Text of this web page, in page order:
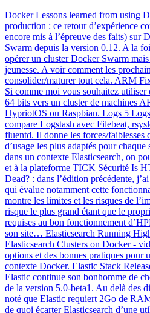
Docker Lessons learned from using
production : ce retour d’expérience
encore mis à l’épreuve des faits) sur
Swarm depuis la version 0.12. A la
opérer un cluster Docker Swarm
jeunesse. A voir comment les
consolider/maturer tout cela. ARM
Si comme moi vous souhaitez
64 bits vers un cluster de machines
HypriotOS ou Raspbian. Logs 5
compare Logstash avec Filebeat,
fluentd. Il donne les forces/faiblesses
d’usage les plus adaptés pour
dans un contexte Elasticsearch, on
et à la plateforme TICK Sécurité Is
Dead? : dans l’édition précédente,
qui évalue notamment cette
montre les limites et les risques de
risque le plus grand étant que le
requises au bon fonctionnement
son site… Elasticsearch Running
Elasticsearch Clusters on Docker -
options et des bonnes pratiques pour
contexte Docker. Elastic Stack
Elastic continue son bonhomme de
de la version 5.0-beta1. Au delà des
noté que Elastic requiert 2Go de
de quoi écarter Elasticsearch d’une